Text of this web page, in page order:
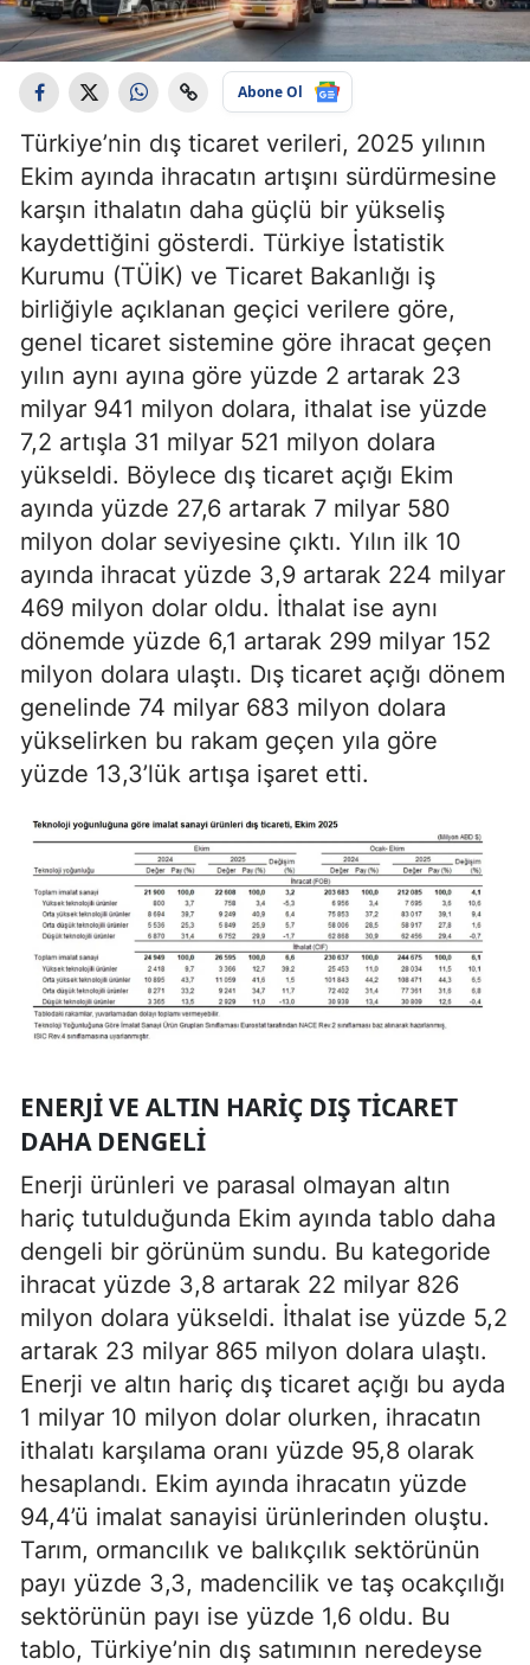
Abone Ol
Türkiye’nin dış ticaret verileri, 2025 yılının
Ekim ayında ihracatın artışını sürdürmesine
karşın ithalatın daha güçlü bir yükseliş
kaydettiğini gösterdi. Türkiye İstatistik
Kurumu (TÜİK) ve Ticaret Bakanlığı iş
birliğiyle açıklanan geçici verilere göre,
genel ticaret sistemine göre ihracat geçen
yılın aynı ayına göre yüzde 2 artarak 23
milyar 941 milyon dolara, ithalat ise yüzde
7,2 artışla 31 milyar 521 milyon dolara
yükseldi. Böylece dış ticaret açığı Ekim
ayında yüzde 27,6 artarak 7 milyar 580
milyon dolar seviyesine çıktı. Yılın ilk 10
ayında ihracat yüzde 3,9 artarak 224 milyar
469 milyon dolar oldu. İthalat ise aynı
dönemde yüzde 6,1 artarak 299 milyar 152
milyon dolara ulaştı. Dış ticaret açığı dönem
genelinde 74 milyar 683 milyon dolara
yükselirken bu rakam geçen yıla göre
yüzde 13,3’lük artışa işaret etti.
ENERJI VE ALTIN HARIÇ DIŞ TICARET
DAHA DENGELI
Enerji ürünleri ve parasal olmayan altın
hariç tutulduğunda Ekim ayında tablo daha
dengeli bir görünüm sundu. Bu kategoride
ihracat yüzde 3,8 artarak 22 milyar 826
milyon dolara yükseldi. İthalat ise yüzde 5,2
artarak 23 milyar 865 milyon dolara ulaştı.
Enerji ve altın hariç dış ticaret açığı bu ayda
1 milyar 10 milyon dolar olurken, ihracatın
ithalatı karşılama oranı yüzde 95,8 olarak
hesaplandı. Ekim ayında ihracatın yüzde
94,4’ü imalat sanayisi ürünlerinden oluştu.
Tarım, ormancılık ve balıkçılık sektörünün
payı yüzde 3,3, madencilik ve taş ocakçılığı
sektörünün payı ise yüzde 1,6 oldu. Bu
tablo, Türkiye’nin dış satımının neredeyse